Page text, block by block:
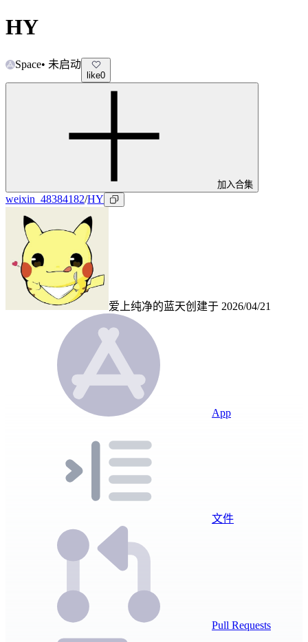
HY
Space• 未启动
like0
加入合集
weixin_48384182/HY
爱上纯净的蓝天创建于 2026/04/21
App
文件
Pull Requests